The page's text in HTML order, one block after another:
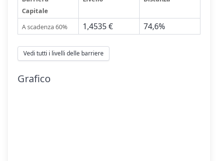
Capitale
A scadenza 60% 1,4535 € 74,6%
Vedi tutti i livelli delle barriere
Grafico